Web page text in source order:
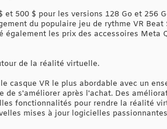
500 $ pour les versions 128 Go et 256
du populaire jeu de rythme VR Beat
les prix des accessoires Meta
de la réalité virtuelle.
casque VR le plus abordable avec un
de s'améliorer après l'achat. Des
fonctionnalités pour rendre la réalité
mises à jour logicielles